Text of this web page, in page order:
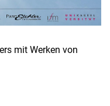
mit Werken von